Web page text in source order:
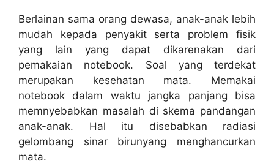
Berlainan sama orang dewasa, anak-anak lebih
mudah kepada penyakit serta problem fisik
yang lain yang dapat dikarenakan dari
pemakaian notebook. Soal yang terdekat
merupakan kesehatan mata. Memakai
notebook dalam waktu jangka panjang bisa
memnyebabkan masalah di skema pandangan
anak-anak. Hal itu disebabkan radiasi
gelombang sinar birunyang menghancurkan
mata.